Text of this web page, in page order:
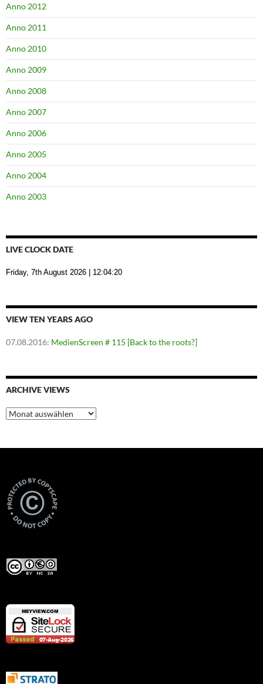
Anno 2012
Anno 2011
Anno 2010
Anno 2009
Anno 2008
Anno 2007
Anno 2006
Anno 2005
Anno 2004
Anno 2003
LIVE CLOCK DATE
Friday, 7th August 2026 | 12:04:21
VIEW TEN YEARS AGO
07.08.2016: MedienScreen # 115 [Back to the roots?]
ARCHIVE VIEWS
Archive
Views